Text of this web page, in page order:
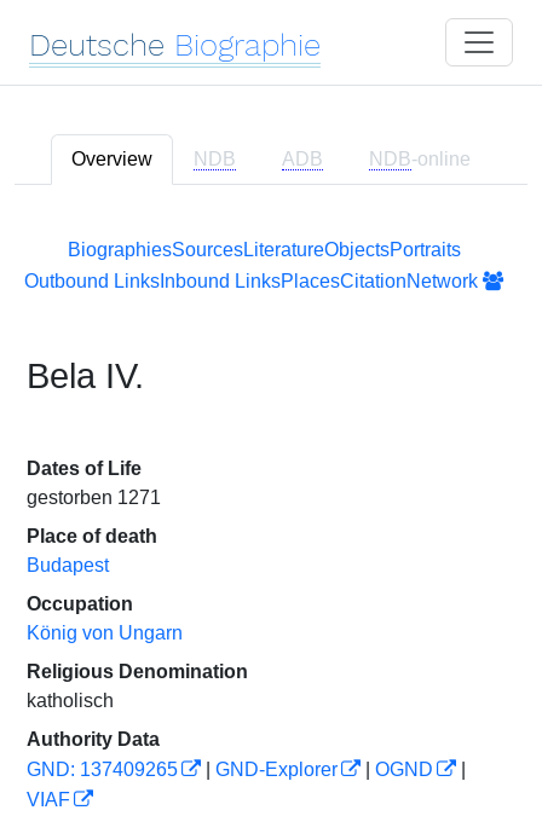
Deutsche Biographie
Overview NDB ADB NDB-online
BiographiesSourcesLiteratureObjectsPortraits
Outbound Links Inbound LinksPlacesCitationNetwork
Bela IV.
Dates of Life
gestorben 1271
Place of death
Budapest
Occupation
König von Ungarn
Religious Denomination
katholisch
Authority Data
GND: 137409265
GND-Explorer OGND
VIAF